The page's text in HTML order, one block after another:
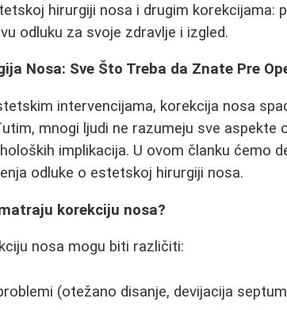
hirurgiji nosa i drugim korekcijama:
odluku za svoje zdravlje i izgled.
Nosa: Sve Što Treba da Znate Pre
intervencijama, korekcija nosa
mnogi ljudi ne razumeju sve aspekte
implikacija. U ovom članku ćemo
odluke o estetskoj hirurgiji nosa.
korekciju nosa?
nosa mogu biti različiti:
(otežano disanje, devijacija